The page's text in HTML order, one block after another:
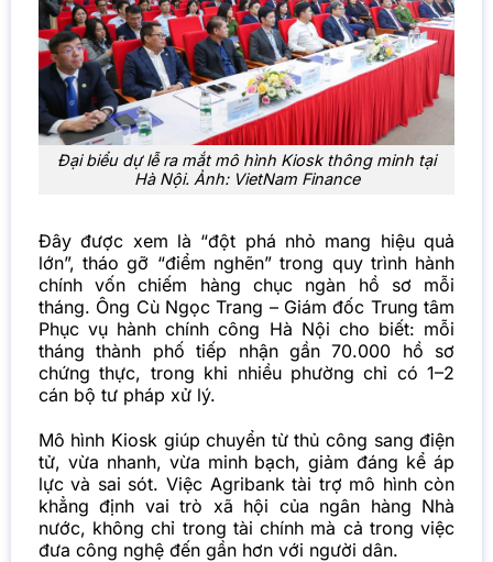
Đại biểu dự lễ ra mắt mô hình Kiosk thông minh tại
Hà Nội. Ảnh: VietNam Finance
Đây được xem là “đột phá nhỏ mang hiệu quả
lớn”, tháo gỡ “điểm nghẽn” trong quy trình hành
chính vốn chiếm hàng chục ngàn hồ sơ mỗi
tháng. Ông Cù Ngọc Trang – Giám đốc Trung tâm
Phục vụ hành chính công Hà Nội cho biết: mỗi
tháng thành phố tiếp nhận gần 70.000 hồ sơ
chứng thực, trong khi nhiều phường chỉ có 1–2
cán bộ tư pháp xử lý.
Mô hình Kiosk giúp chuyển từ thủ công sang điện
tử, vừa nhanh, vừa minh bạch, giảm đáng kể áp
lực và sai sót. Việc Agribank tài trợ mô hình còn
khẳng định vai trò xã hội của ngân hàng Nhà
nước, không chỉ trong tài chính mà cả trong việc
đưa công nghệ đến gần hơn với người dân.